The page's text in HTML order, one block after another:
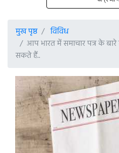
मुख पृष्ठ
विविध
आप भारत में समाचार पत्र के
सकते हैं..